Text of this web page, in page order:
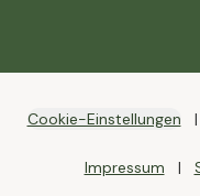
Cookie-Einstellungen
Impressum